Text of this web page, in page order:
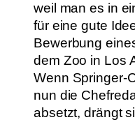
weil man es in
für eine gute
Bewerbung
dem Zoo in Los
Wenn Springer-
nun die
absetzt, drängt